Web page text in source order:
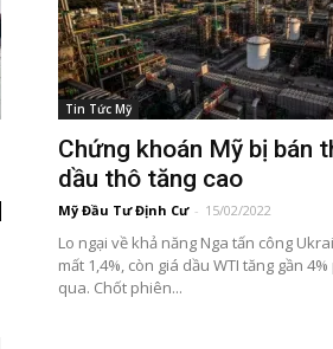
Tin Tức Mỹ
Chứng khoán Mỹ bị bán
dầu thô tăng cao
Mỹ Đầu Tư Định Cư - 15/02/2022
Lo ngại về khả năng Nga tấn công
mất 1,4%, còn giá dầu WTI tăng gần
qua. Chốt phiên...